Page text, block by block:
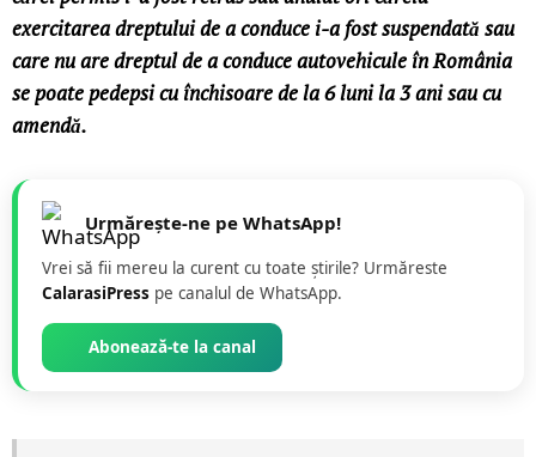
exercitarea dreptului de a conduce i-a fost suspendată sau
care nu are dreptul de a conduce autovehicule în România
se poate pedepsi cu închisoare de la 6 luni la 3 ani sau cu
amendă.
Urmărește-ne pe WhatsApp!
Vrei să fii mereu la curent cu toate știrile? Urmăreste
CalarasiPress pe canalul de WhatsApp.
Abonează-te la canal